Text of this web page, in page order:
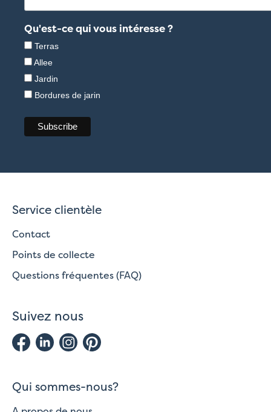
Qu'est-ce qui vous intéresse ?
Terras
Allee
Jardin
Bordures de jarin
Service clientèle
Contact
Points de collecte
Questions fréquentes (FAQ)
Suivez nous
Qui sommes-nous?